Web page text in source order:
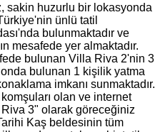
sakin huzurlu bir lokasyonda
ünlü tatil
bulunmaktadır ve
mesafede yer almaktadır.
bulunan Villa Riva 2'nin 3
bulunan 1 kişilik yatma
imkanı sunmaktadır.
olan ve internet
3" olarak göreceğiniz
Kaş beldesinin tüm